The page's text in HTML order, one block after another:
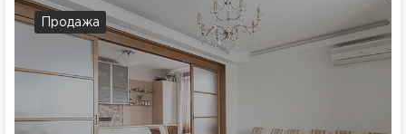
Продажа